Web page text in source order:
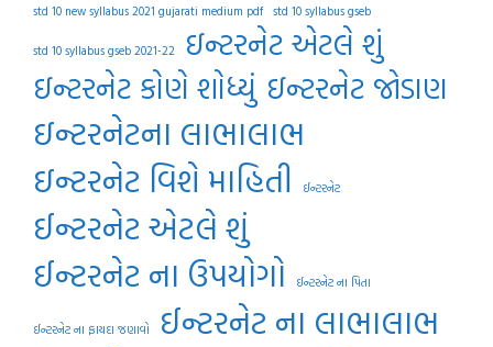
std 10 new syllabus 2021 gujarati medium pdf std 10 syllabus gseb
std 10 syllabus gseb 2021-22
ઇન્ટરનેટ એટલે શું
ઇન્ટરનેટ કોણે શોધ્યું ઇન્ટરનેટ જોડાણ
ઇન્ટરનેટના લાભાલાભ
ઇન્ટરનેટ વિશે માહિતી
ઈન્ટરનેટ
ઈન્ટરનેટ એટલે શું
ઈન્ટરનેટ ના ઉપયોગો
ઈન્ટરનેટ ના પિતા
ઈન્ટરનેટ ના ફાયદા જણાવો
ઈન્ટરનેટ ના લાભાલાભ